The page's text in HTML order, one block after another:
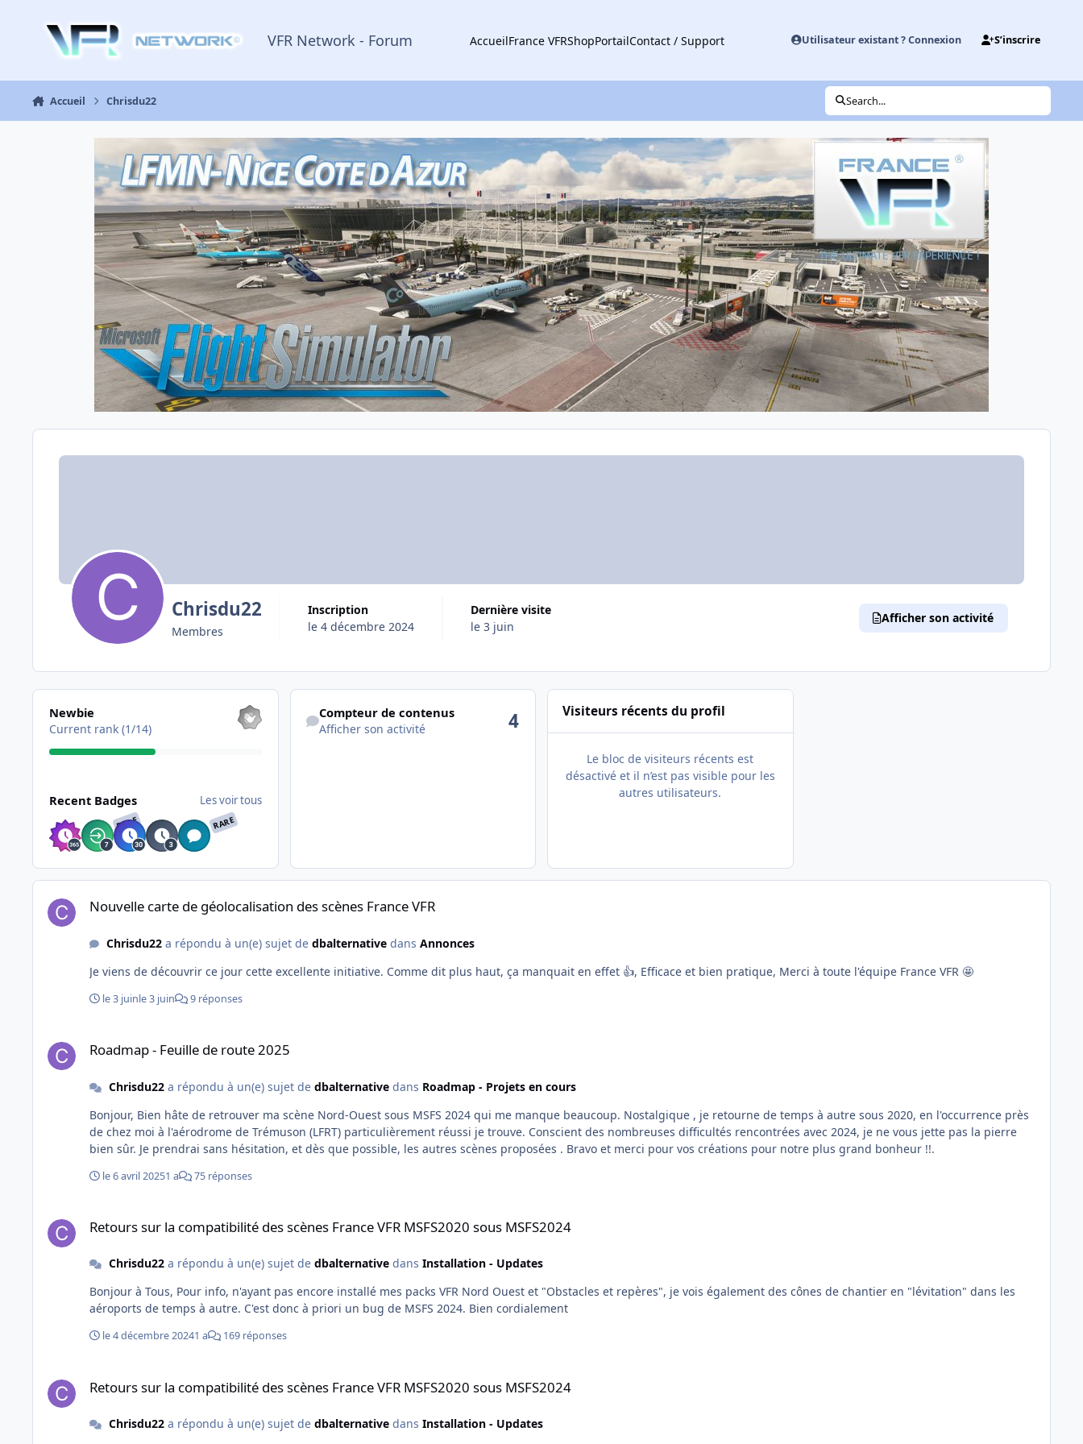
VFR Network - Forum AccueilFrance VFRShopPortailContact / Support Utilisateur existant ? Connexion S’inscrire
Accueil Chrisdu22 Search...
Chrisdu22
Membres
Inscription
le 4 décembre 2024
Dernière visite
le 3 juin
Afficher son activité
Les voir tous
Newbie
Current rank (1/14)
Recent Badges Les voir tous
RARE RARE
Afficher son activité
Compteur de contenus
Afficher son activité 4 Visiteurs récents du profil
Le bloc de visiteurs récents est
désactivé et il n’est pas visible pour les
autres utilisateurs.
Nouvelle carte de géolocalisation des scènes France VFR
Nouvelle carte de géolocalisation des scènes France VFR
Chrisdu22a répondu à un(e) sujet de dbalternativedans Annonces
Je viens de découvrir ce jour cette excellente initiative. Comme dit plus haut, ça manquait en effet 👍, Efficace et bien pratique, Merci à toute l'équipe France VFR 🤩
le 3 juinle 3 juin 9 réponses
Roadmap - Feuille de route 2025
Chrisdu22a répondu à un(e) sujet de dbalternativedans Roadmap - Projets en cours
Bonjour, Bien hâte de retrouver ma scène Nord-Ouest sous MSFS 2024 qui me manque beaucoup. Nostalgique , je retourne de temps à autre sous 2020, en l'occurrence près
de chez moi à l'aérodrome de Trémuson (LFRT) particulièrement réussi je trouve. Conscient des nombreuses difficultés rencontrées avec 2024, je ne vous jette pas la pierre
bien sûr. Je prendrai sans hésitation, et dès que possible, les autres scènes proposées . Bravo et merci pour vos créations pour notre plus grand bonheur !!.
le 6 avril 20251 a 75 réponses
Retours sur la compatibilité des scènes France VFR MSFS2020 sous MSFS2024
Chrisdu22a répondu à un(e) sujet de dbalternativedans Installation - Updates
Bonjour à Tous, Pour info, n'ayant pas encore installé mes packs VFR Nord Ouest et "Obstacles et repères", je vois également des cônes de chantier en "lévitation" dans les
aéroports de temps à autre. C'est donc à priori un bug de MSFS 2024. Bien cordialement
le 4 décembre 20241 a 169 réponses
Retours sur la compatibilité des scènes France VFR MSFS2020 sous MSFS2024
Chrisdu22a répondu à un(e) sujet de dbalternativedans Installation - Updates